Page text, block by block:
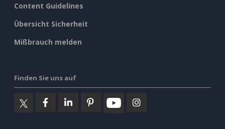
Content Guidelines
Übersicht Sicherheit
Mißbrauch melden
Finden Sie uns auf